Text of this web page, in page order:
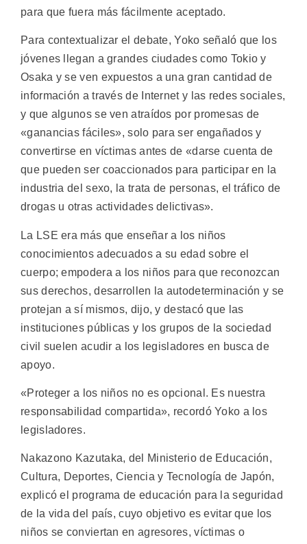
para que fuera más fácilmente aceptado.
Para contextualizar el debate, Yoko señaló que los
jóvenes llegan a grandes ciudades como Tokio y
Osaka y se ven expuestos a una gran cantidad de
información a través de Internet y las redes sociales,
y que algunos se ven atraídos por promesas de
«ganancias fáciles», solo para ser engañados y
convertirse en víctimas antes de «darse cuenta de
que pueden ser coaccionados para participar en la
industria del sexo, la trata de personas, el tráfico de
drogas u otras actividades delictivas».
La LSE era más que enseñar a los niños
conocimientos adecuados a su edad sobre el
cuerpo; empodera a los niños para que reconozcan
sus derechos, desarrollen la autodeterminación y se
protejan a sí mismos, dijo, y destacó que las
instituciones públicas y los grupos de la sociedad
civil suelen acudir a los legisladores en busca de
apoyo.
«Proteger a los niños no es opcional. Es nuestra
responsabilidad compartida», recordó Yoko a los
legisladores.
Nakazono Kazutaka, del Ministerio de Educación,
Cultura, Deportes, Ciencia y Tecnología de Japón,
explicó el programa de educación para la seguridad
de la vida del país, cuyo objetivo es evitar que los
niños se conviertan en agresores, víctimas o